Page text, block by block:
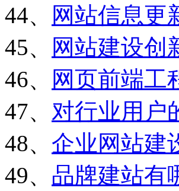
44、
网站信息更
45、
网站建设创
46、
网页前端工
47、 对行业用户
48、 企业网站建
49、 品牌建站有